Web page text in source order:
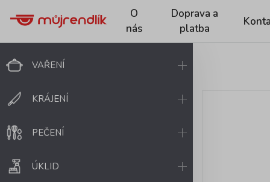
O
nás
Doprava a
platba
VAŘENÍ
KRÁJENÍ
PEČENÍ
ÚKLID